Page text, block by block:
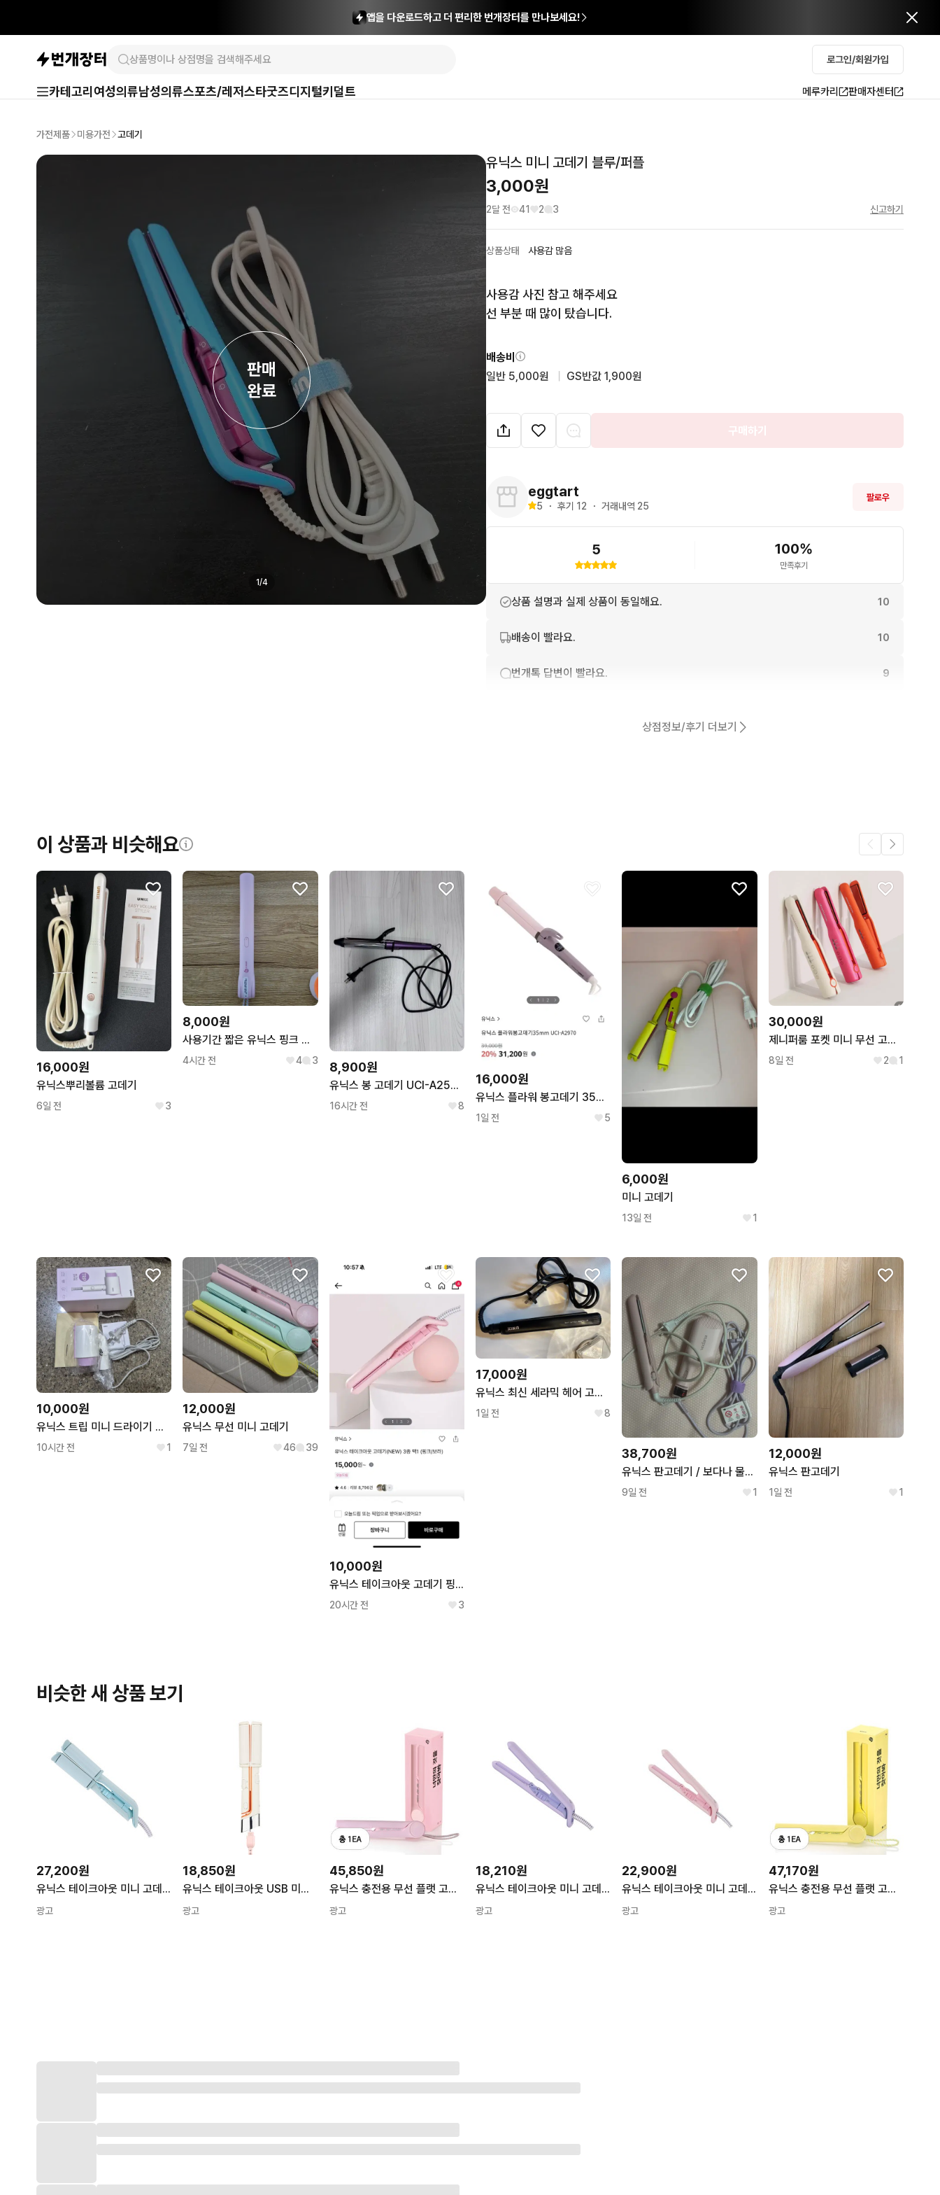
앱을 다운로드하고 더 편리한 번개장터를 만나보세요!
로그인/회원가입
카테고리 여성의류남성의류스포츠/레저스타굿즈디지털키덜트 메루카리 판매자센터
가전제품 미용가전 고데기
판매
완료
1/4
유닉스 미니 고데기 블루/퍼플
3,000원
2달 전 41 2 3 신고하기
상품상태 사용감 많음
사용감 사진 참고 해주세요
선 부분 때 많이 탔습니다.
배송비
일반 5,000원
GS반값 1,900원
구매하기
eggtart
5 ・ 후기 12 ・ 거래내역 25
팔로우
5 100%
만족후기
상품 설명과 실제 상품이 동일해요. 10
배송이 빨라요. 10
번개톡 답변이 빨라요. 9
꼭 필요한 문의만 해요. 1
상점정보/후기 더보기
이 상품과 비슷해요
16,000원
유닉스뿌리볼륨 고데기
6일 전 3
8,000원
사용기간 짧은 유닉스 핑크 고데기
4시간 전 4 3 8,900원
유닉스 봉 고데기 UCI-A2534 상태 최상
16시간 전 8
16,000원
유닉스 플라워 봉고데기 35mm
1일 전 5
6,000원
미니 고데기
13일 전 1
30,000원
제니퍼룸 포켓 미니 무선 고데기 오렌지 색상
8일 전 2 1
10,000원
유닉스 트립 미니 드라이기 화이트/퍼플
10시간 전 1
12,000원
유닉스 무선 미니 고데기
7일 전 46 39
10,000원
유닉스 테이크아웃 고데기 핑크
20시간 전 3
17,000원
유닉스 최신 세라믹 헤어 고데기 플렛 아이론 판고데기 아이롱 드라이 미용
1일 전 8
38,700원
유닉스 판고데기 / 보다나 물결고데기 38mm 일괄 판매
9일 전 1
12,000원
유닉스 판고데기
1일 전 1
비슷한 새 상품 보기
27,200원
유닉스 테이크아웃 미니 고데기 민트 하늘색 UCI-A2504NA
광고
18,850원
유닉스 테이크아웃 USB 미니 고데기 UCI-A2773 혼합색상
광고
45,850원
유닉스 충전용 무선 플랫 고데기 PASTELPINK UCI-A2020
광고
18,210원
유닉스 테이크아웃 미니 고데기 플랫퍼플 UCI-A2502NA
광고
22,900원
유닉스 테이크아웃 미니 고데기 플랫 핑크 UCI-A2501NA
광고
47,170원
유닉스 충전용 무선 플랫 고데기 UCI-A202 LEMONYELLOW UCI-A2021
광고